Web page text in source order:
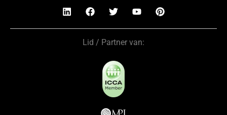
Lid / Partner van: